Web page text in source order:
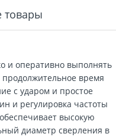
товары
и оперативно выполнять
время
с ударом и простое
и регулировка частоты
высокую
диаметр сверления в